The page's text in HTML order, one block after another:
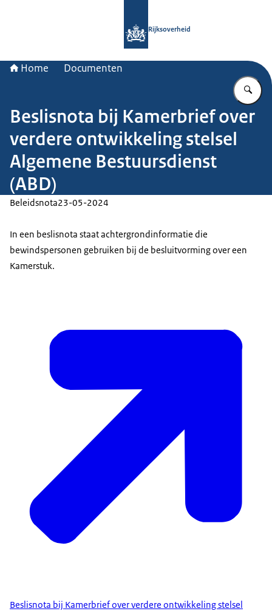
Rijksoverheid
Home Documenten
Beslisnota bij Kamerbrief over
verdere ontwikkeling stelsel
Algemene Bestuursdienst
(ABD)
Beleidsnota23-05-2024
In een beslisnota staat achtergrondinformatie die
bewindspersonen gebruiken bij de besluitvorming over een
Kamerstuk.
Beslisnota bij Kamerbrief over verdere ontwikkeling stelsel